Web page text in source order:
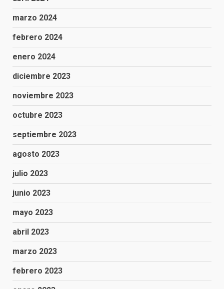
marzo 2024
febrero 2024
enero 2024
diciembre 2023
noviembre 2023
octubre 2023
septiembre 2023
agosto 2023
julio 2023
junio 2023
mayo 2023
abril 2023
marzo 2023
febrero 2023